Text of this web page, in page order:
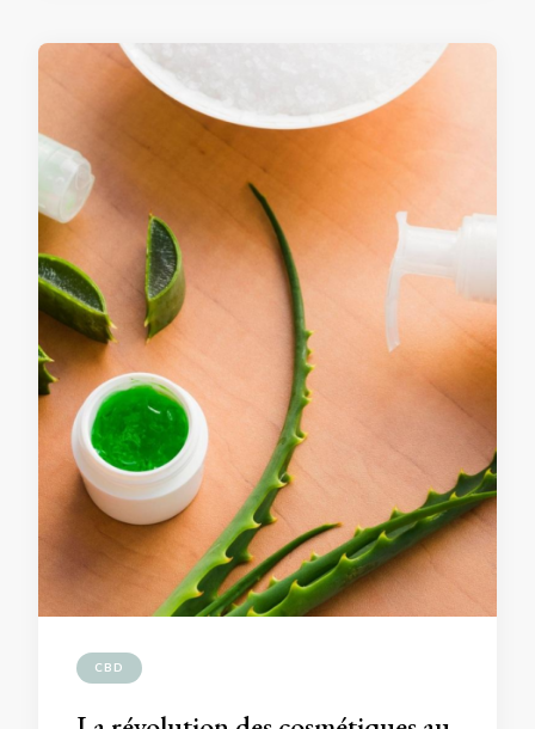
CBD